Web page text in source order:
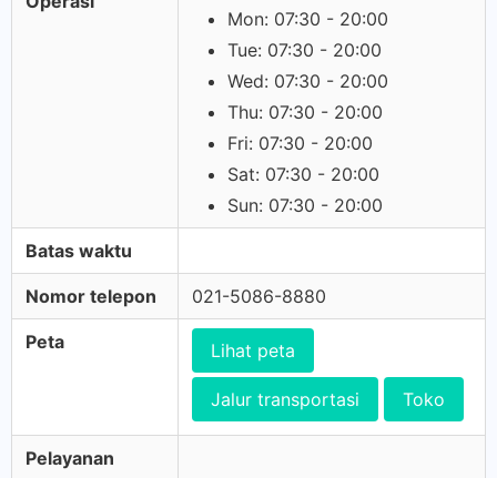
Mon: 07:30 - 20:00
Tue: 07:30 - 20:00
Wed: 07:30 - 20:00
Thu: 07:30 - 20:00
Fri: 07:30 - 20:00
Sat: 07:30 - 20:00
Sun: 07:30 - 20:00
Batas waktu
Nomor telepon 021-5086-8880
Peta Lihat peta
Jalur transportasi Toko
Pelayanan